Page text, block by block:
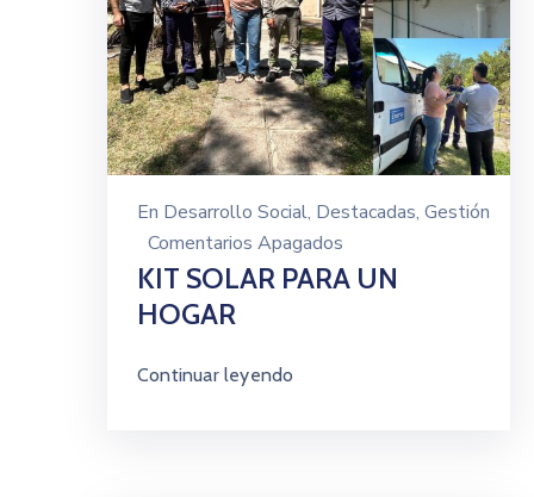
En Desarrollo Social‚ Destacadas‚ Gestión
Comentarios Apagados
KIT SOLAR PARA UN
HOGAR
Continuar leyendo